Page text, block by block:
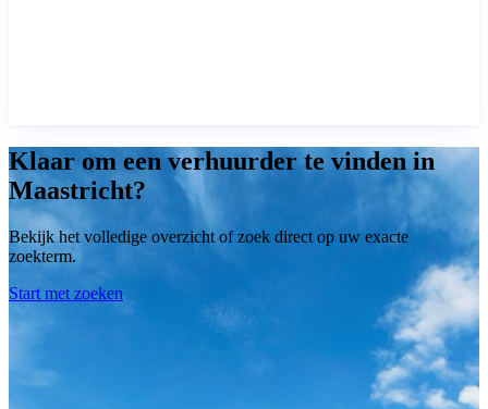
Klaar om een verhuurder te vinden in
Maastricht?
Bekijk het volledige overzicht of zoek direct op uw exacte
zoekterm.
Start met zoeken